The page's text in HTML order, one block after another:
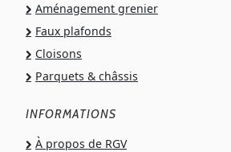
Aménagement grenier
Faux plafonds
Cloisons
Parquets & châssis
INFORMATIONS
À propos de RGV